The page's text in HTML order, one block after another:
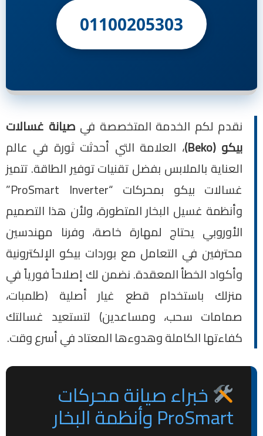
01100205303
نقدم لكم الخدمة المتخصصة في صيانة غسالات
بيكو (Beko)
، العلامة التي أحدثت ثورة في عالم
العناية بالملابس بفضل تقنيات توفير الطاقة. تتميز
غسالات بيكو بمحركات “ProSmart Inverter”
وأنظمة غسيل البخار المتطورة، ولأن هذا التصميم
الأوروبي يحتاج لمهارة خاصة، وفرنا مهندسين
محترفين في التعامل مع بوردات بيكو الإلكترونية
وأكواد الخطأ المعقدة. نضمن لك إصلاحاً فورياً في
منزلك باستخدام قطع غيار أصلية (طلمبات،
صمامات سحب، ومساعدين) لتستعيد غسالتك
كفاءتها الكاملة وهدوءها المعتاد في أسرع وقت.
خبراء صيانة محركات
ProSmart وأنظمة البخار